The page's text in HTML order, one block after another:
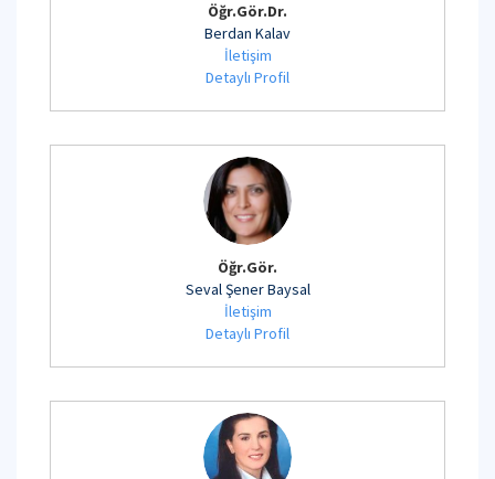
Öğr.Gör.Dr.
Berdan Kalav
İletişim
Detaylı Profil
Öğr.Gör.
Seval Şener Baysal
İletişim
Detaylı Profil